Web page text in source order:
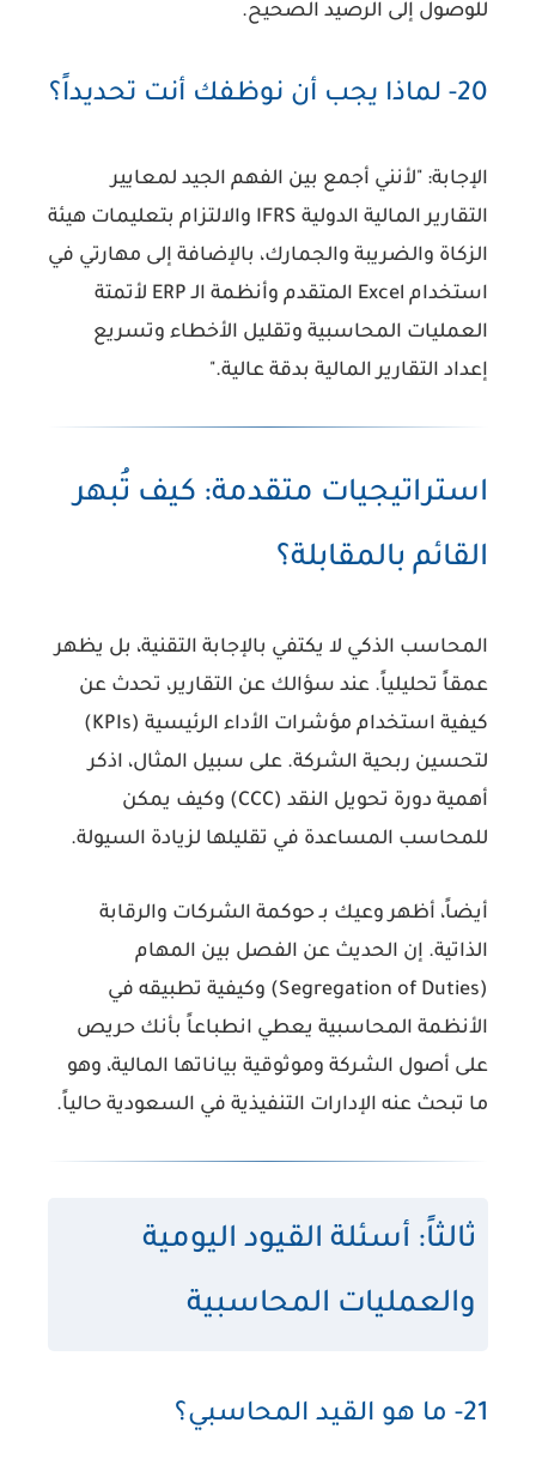
للوصول إلى الرصيد الصحيح.
20- لماذا يجب أن نوظفك أنت تحديداً؟
الإجابة: "لأنني أجمع بين الفهم الجيد لمعايير
التقارير المالية الدولية IFRS والالتزام بتعليمات هيئة
الزكاة والضريبة والجمارك، بالإضافة إلى مهارتي في
استخدام Excel المتقدم وأنظمة الـ ERP لأتمتة
العمليات المحاسبية وتقليل الأخطاء وتسريع
إعداد التقارير المالية بدقة عالية."
استراتيجيات متقدمة: كيف تُبهر
القائم بالمقابلة؟
المحاسب الذكي لا يكتفي بالإجابة التقنية، بل يظهر
عمقاً تحليلياً. عند سؤالك عن التقارير، تحدث عن
كيفية استخدام مؤشرات الأداء الرئيسية (KPIs)
لتحسين ربحية الشركة. على سبيل المثال، اذكر
أهمية دورة تحويل النقد (CCC)
وكيف يمكن
للمحاسب المساعدة في تقليلها لزيادة السيولة.
أيضاً، أظهر وعيك بـحوكمة الشركات والرقابة
الذاتية. إن الحديث عن الفصل بين المهام
(Segregation of Duties)
وكيفية تطبيقه في
الأنظمة المحاسبية يعطي انطباعاً بأنك حريص
على أصول الشركة وموثوقية بياناتها المالية، وهو
ما تبحث عنه الإدارات التنفيذية في السعودية حالياً.
ثالثاً: أسئلة القيود اليومية
والعمليات المحاسبية
21- ما هو القيد المحاسبي؟